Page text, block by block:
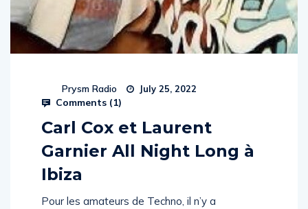
Prysm Radio July 25, 2022
Comments (1)
Carl Cox et Laurent
Garnier All Night Long à
Ibiza
Pour les amateurs de Techno, il n’y a